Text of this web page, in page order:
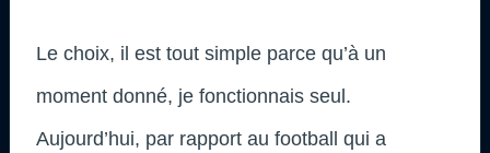
Le choix, il est tout simple parce qu’à un
moment donné, je fonctionnais seul.
Aujourd’hui, par rapport au football qui a